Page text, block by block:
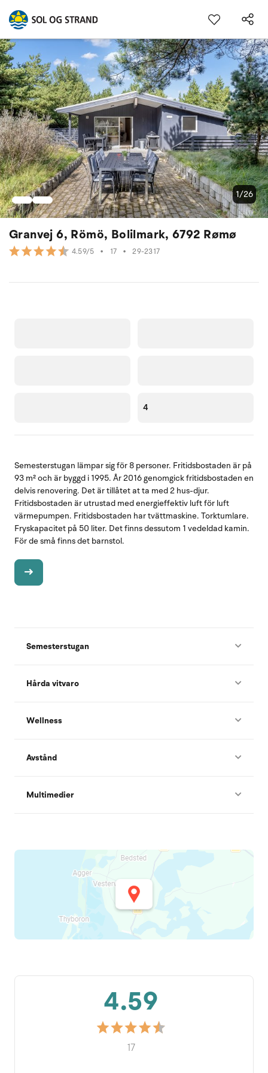
Granvej 6, Römö, Bolilmark, 6792 Rømø
4.59/5 • 17 • 29-2317
1/26
4
Semesterstugan lämpar sig för 8 personer. Fritidsbostaden är på
93 m² och är byggd i 1995. År 2016 genomgick fritidsbostaden en
delvis renovering. Det är tillåtet at ta med 2 hus-djur.
Fritidsbostaden är utrustad med energieffektiv luft för luft
värmepumpen. Fritidsbostaden har tvättmaskine. Torktumlare.
Fryskapacitet på 50 liter. Det finns dessutom 1 vedeldad kamin.
För de små finns det barnstol.
Semesterstugan
Hårda vitvaro
Wellness
Avstånd
Multimedier
4.59
17